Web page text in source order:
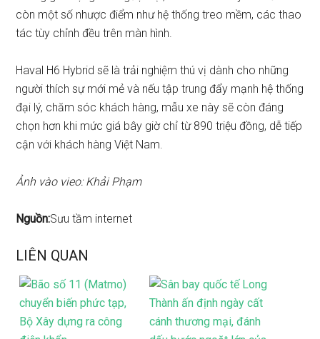
còn một số nhược điểm như hệ thống treo mềm, các thao
tác tùy chỉnh đều trên màn hình.
Haval H6 Hybrid sẽ là trải nghiệm thú vị dành cho những
người thích sự mới mẻ và nếu tập trung đẩy mạnh hệ thống
đại lý, chăm sóc khách hàng, mẫu xe này sẽ còn đáng
chọn hơn khi mức giá bây giờ chỉ từ 890 triệu đồng, dễ tiếp
cận với khách hàng Việt Nam.
Ảnh vào vieo: Khải Phạm
Nguồn:Sưu tầm internet
LIÊN QUAN